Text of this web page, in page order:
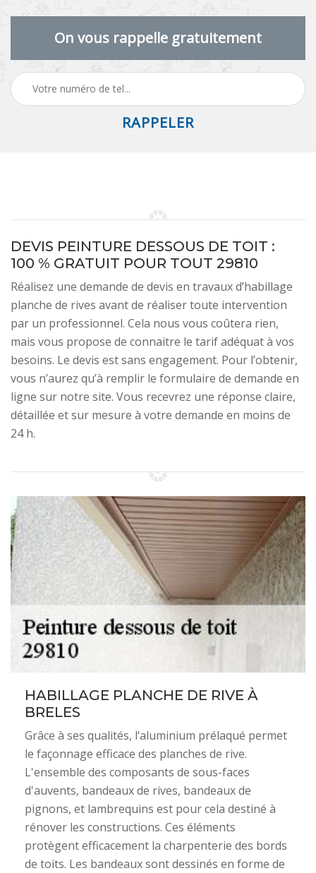
On vous rappelle gratuitement
DEVIS PEINTURE DESSOUS DE TOIT :
100 % GRATUIT POUR TOUT 29810
Réalisez une demande de devis en travaux d’habillage
planche de rives avant de réaliser toute intervention
par un professionnel. Cela nous vous coûtera rien,
mais vous propose de connaitre le tarif adéquat à vos
besoins. Le devis est sans engagement. Pour l’obtenir,
vous n’aurez qu’à remplir le formulaire de demande en
ligne sur notre site. Vous recevrez une réponse claire,
détaillée et sur mesure à votre demande en moins de
24 h.
HABILLAGE PLANCHE DE RIVE À
BRELES
Grâce à ses qualités, l‘aluminium prélaqué permet
le façonnage efficace des planches de rive.
L'ensemble des composants de sous-faces
d'auvents, bandeaux de rives, bandeaux de
pignons, et lambrequins est pour cela destiné à
rénover les constructions. Ces éléments
protègent efficacement la charpenterie des bords
de toits. Les bandeaux sont dessinés en forme de